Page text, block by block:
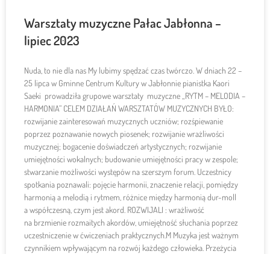
Warsztaty muzyczne Pałac Jabłonna –
lipiec 2023
Nuda, to nie dla nas My lubimy spędzać czas twórczo. W dniach 22 –
25 lipca w Gminne Centrum Kultury w Jabłonnie pianistka Kaori
Saeki prowadziła grupowe warsztaty muzyczne „RYTM – MELODIA –
HARMONIA” CELEM DZIAŁAŃ WARSZTATÓW MUZYCZNYCH BYŁO:
rozwijanie zainteresowań muzycznych uczniów; rozśpiewanie
poprzez poznawanie nowych piosenek; rozwijanie wrażliwości
muzycznej; bogacenie doświadczeń artystycznych; rozwijanie
umiejętności wokalnych; budowanie umiejętności pracy w zespole;
stwarzanie możliwości występów na szerszym forum. Uczestnicy
spotkania poznawali: pojęcie harmonii, znaczenie relacji, pomiędzy
harmonią a melodią i rytmem, różnice między harmonią dur-moll
a współczesną, czym jest akord. ROZWIJALI : wrażliwość
na brzmienie rozmaitych akordów, umiejętność słuchania poprzez
uczestniczenie w ćwiczeniach praktycznych.M Muzyka jest ważnym
czynnikiem wpływającym na rozwój każdego człowieka. Przeżycia